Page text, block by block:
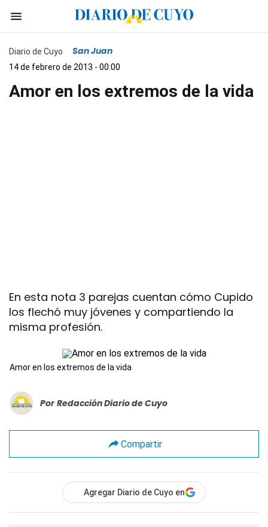
Diario de Cuyo San Juan
14 de febrero de 2013 - 00:00
Amor en los extremos de la vida
En esta nota 3 parejas cuentan cómo Cupido
los flechó muy jóvenes y compartiendo la
misma profesión.
Amor en los extremos de la vida
Por Redacción Diario de Cuyo
Compartir
Agregar Diario de Cuyo en